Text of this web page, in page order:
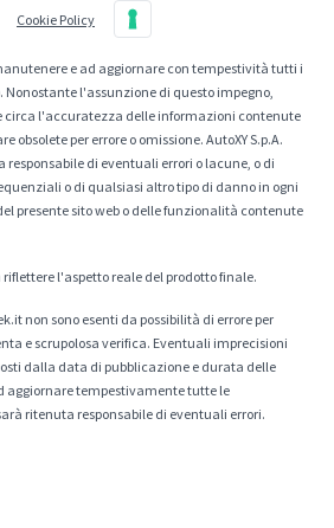
Cookie Policy
e ad aggiornare con tempestività tutti i
Nonostante l'assunzione di questo impegno,
circa l'accuratezza delle informazioni contenute
obsolete per errore o omissione. AutoXY S.p.A.
responsabile di eventuali errori o lacune, o di
o di qualsiasi altro tipo di danno in ogni
presente sito web o delle funzionalità contenute
l'aspetto reale del prodotto finale.
non sono esenti da possibilità di errore per
e scrupolosa verifica. Eventuali imprecisioni
dalla data di pubblicazione e durata delle
aggiornare tempestivamente tutte le
ritenuta responsabile di eventuali errori.